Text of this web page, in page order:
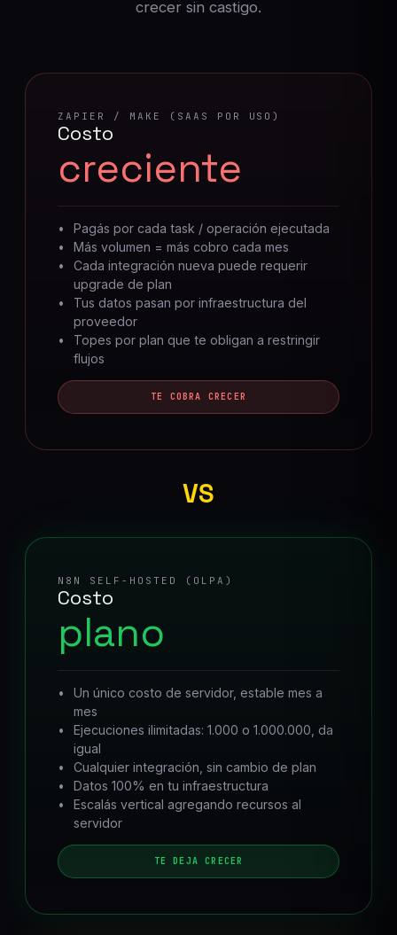
crecer sin castigo.
ZAPIER / MAKE (SAAS POR USO)
Costo
creciente
Pagás por cada task / operación ejecutada
Más volumen = más cobro cada mes
Cada integración nueva puede requerir
upgrade de plan
Tus datos pasan por infraestructura del
proveedor
Topes por plan que te obligan a restringir
flujos
TE COBRA CRECER
VS
N8N SELF-HOSTED (OLPA)
Costo
plano
Un único costo de servidor, estable mes a
mes
Ejecuciones ilimitadas: 1.000 o 1.000.000, da
igual
Cualquier integración, sin cambio de plan
Datos 100% en tu infraestructura
Escalás vertical agregando recursos al
servidor
TE DEJA CRECER